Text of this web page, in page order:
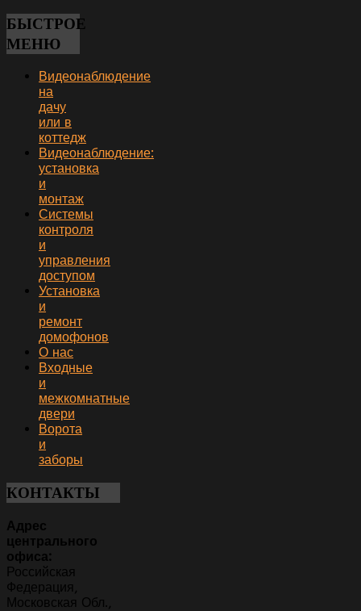
БЫСТРОЕ
МЕНЮ
Видеонаблюдение
на
дачу
или в
коттедж
Видеонаблюдение:
установка
и
монтаж
Системы
контроля
и
управления
доступом
Установка
и
ремонт
домофонов
О нас
Входные
и
межкомнатные
двери
Ворота
и
заборы
КОНТАКТЫ
Адрес
центрального
офиса:
Российская
Федерация,
Московская Обл.,